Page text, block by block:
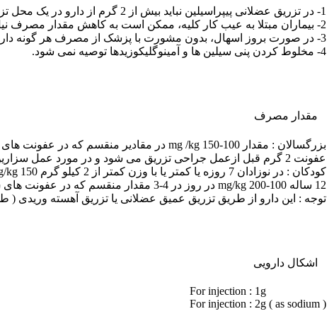
1- در تزریق عضلانی پیپراسیلین نباید بیش از 2 گرم از دارو در یک محل تزریق شود.
2- بیماران مبتلا به عیب کار کلیه، ممکن است به کاهش مقدار مصرف نیاز داشته باشند.
3- در صورت بروز اسهال، بدون مشورت با پزشک از مصرف هر گونه داروی ضد اسهال باید خودداری نمود.
4- مخلوط کردن پنی سیلین ها و آمینوگلیکوزیدها توصیه نمی شود.
مقدار مصرف
عفونت 2 گرم قبل ازعمل جراحی تزریق می شود و در مورد عمل سزارین دو مقدار 2 گرم نیز در فواصل 6-4 ساعت پس از عمل تزریق می شود.
12 ساله mg/kg 200-100 در روز در 4-3 مقدار منقسم که در عفونت های شدید تا mg/kg 300-200 در روز در 4-3 مقدار منقسم افزایش می یابد.
توجه : این دارو از طریق تزریق عمیق عضلانی یا تزریق آهسته وریدی ( طی 5-3 دقیقه ) یا انفوزیون وریدی مصرف می
اشکال دارویی
For injection : 1g
For injection : 2g ( as sodium )